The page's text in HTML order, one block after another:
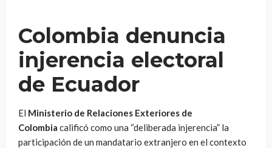
Colombia denuncia
injerencia electoral
de Ecuador
El Ministerio de Relaciones Exteriores de
Colombia calificó como una “deliberada injerencia” la
participación de un mandatario extranjero en el contexto